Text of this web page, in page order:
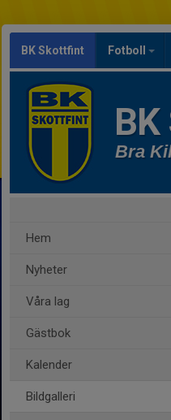
BK Skottfint Fotboll
Bra
Hem
Nyheter
Våra lag
Gästbok
Kalender
Bildgalleri